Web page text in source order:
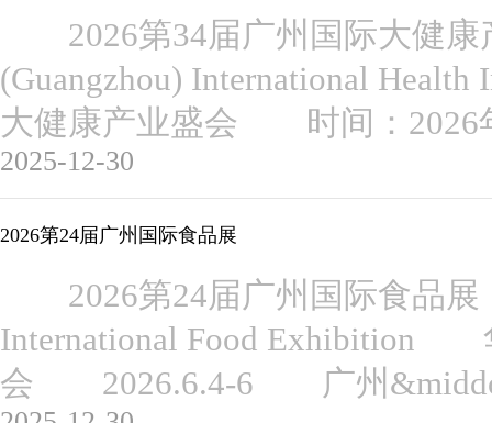
2026第34届广州国际大健
(Guangzhou) International
大健康产业盛会 时间：
2025-12-30
2026第24届广州国际食品展
2026第24届广州国际食品展
International Food Exhibition
会 2026.6.4-6 广州